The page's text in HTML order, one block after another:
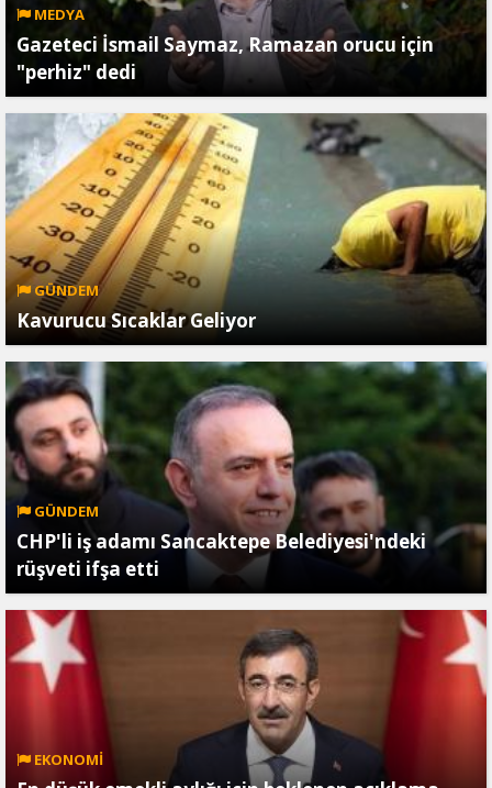
MEDYA
Gazeteci İsmail Saymaz, Ramazan orucu için
"perhiz" dedi
GÜNDEM
Kavurucu Sıcaklar Geliyor
GÜNDEM
CHP'li iş adamı Sancaktepe Belediyesi'ndeki
rüşveti ifşa etti
EKONOMİ